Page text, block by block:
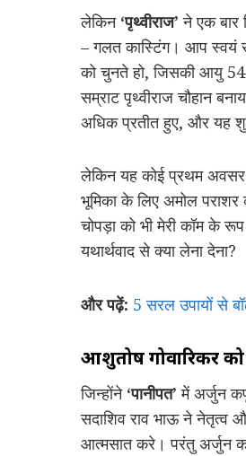
लेकिन ‘पृथ्वीराज’ ने एक बार
– गलत कास्टिंग। आप स्वयं
को चुनते हो, जिसकी आयु 54
सम्राट पृथ्वीराज चौहान
अधिक प्रतीत हुए, और यह
लेकिन यह कोई प्रथम अवसर
भूमिका के लिए अमोल
चोपड़ा को भी मेरी कॉम के
यथार्थवाद से क्या लेना देना?
और पढ़ें: 5 सरल उपायों से
आशुतोष गोवारिकर
जिन्होंने ‘पानीपत’ में अर्जुन
सदाशिव राव भाऊ ने नेतृत्व
आत्मसात करे। परंतु अर्जुन